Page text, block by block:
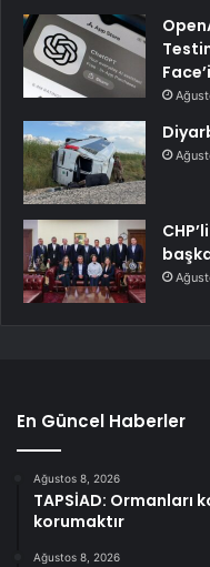
En Güncel Haberler
Ağustos 8, 2026
TAPSİAD: Ormanları
korumaktır
Ağustos 8, 2026